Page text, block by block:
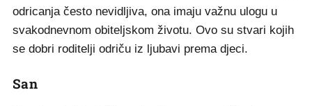
odricanja često nevidljiva, ona imaju važnu ulogu u
svakodnevnom obiteljskom životu. Ovo su stvari kojih
se dobri roditelji odriču iz ljubavi prema djeci.
San